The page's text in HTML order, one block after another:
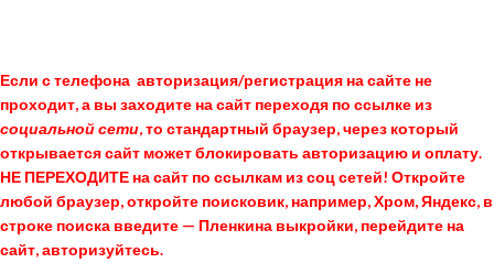
Если с телефона авторизация/регистрация на сайте не
проходит, а вы заходите на сайт переходя по ссылке из
социальной сети, то стандартный браузер, через который
открывается сайт может блокировать авторизацию и оплату.
НЕ ПЕРЕХОДИТЕ на сайт по ссылкам из соц сетей! Откройте
любой браузер, откройте поисковик, например, Хром, Яндекс, в
строке поиска введите — Пленкина выкройки, перейдите на
сайт, авторизуйтесь.